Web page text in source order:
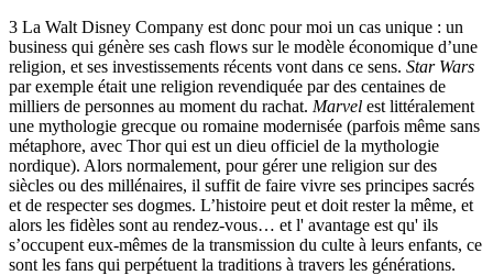
3 La Walt Disney Company est donc pour moi un cas unique : un
business qui génère ses cash flows sur le modèle économique d’une
religion, et ses investissements récents vont dans ce sens. Star Wars
par exemple était une religion revendiquée par des centaines de
milliers de personnes au moment du rachat. Marvel est littéralement
une mythologie grecque ou romaine modernisée (parfois même sans
métaphore, avec Thor qui est un dieu officiel de la mythologie
nordique). Alors normalement, pour gérer une religion sur des
siècles ou des millénaires, il suffit de faire vivre ses principes sacrés
et de respecter ses dogmes. L’histoire peut et doit rester la même, et
alors les fidèles sont au rendez-vous… et l' avantage est qu' ils
s’occupent eux-mêmes de la transmission du culte à leurs enfants, ce
sont les fans qui perpétuent la traditions à travers les générations.